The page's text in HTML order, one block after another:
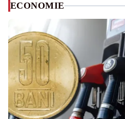
ECONOMIE